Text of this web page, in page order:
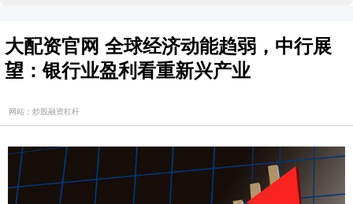
大配资官网 全球经济动能趋弱，中行展
望：银行业盈利看重新兴产业
网站：炒股融资杠杆